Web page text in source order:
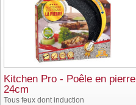
Kitchen Pro - Poêle en pierre
24cm
Tous feux dont induction